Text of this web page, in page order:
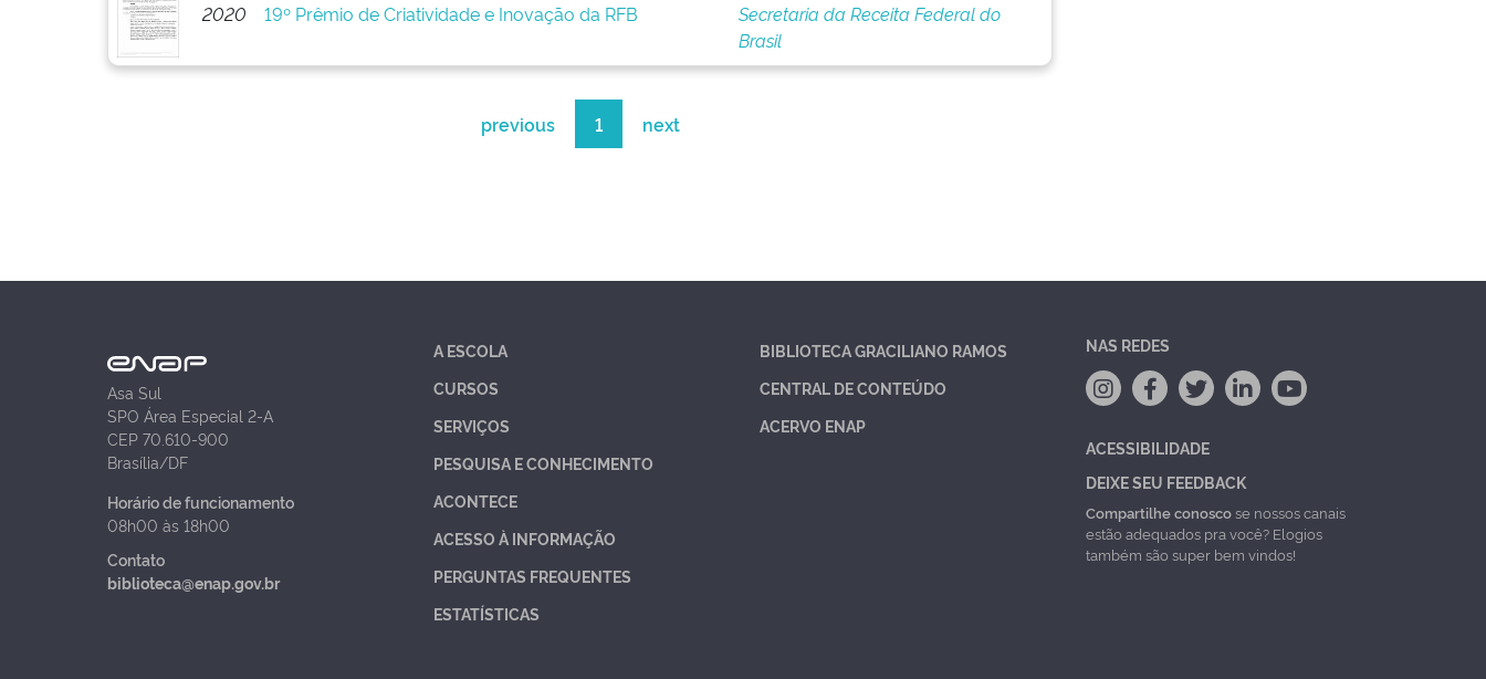
2020 19º Prêmio de Criatividade e Inovação da RFB
Secretaria da Receita Federal do
Brasil
previous 1 next
Asa Sul
SPO Área Especial 2-A
CEP 70.610-900
Brasília/DF
Horário de funcionamento
08h00 às 18h00
Contato
biblioteca@enap.gov.br
A ESCOLA
CURSOS
SERVIÇOS
PESQUISA E CONHECIMENTO
ACONTECE
ACESSO À INFORMAÇÃO
PERGUNTAS FREQUENTES
ESTATÍSTICAS
BIBLIOTECA GRACILIANO RAMOS
CENTRAL DE CONTEÚDO
ACERVO ENAP
NAS REDES
ACESSIBILIDADE
DEIXE SEU FEEDBACK
Compartilhe conoscose nossos canais
estão adequados pra você? Elogios
também são super bem vindos!